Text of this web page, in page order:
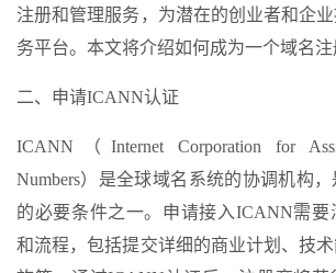
注册和管理服务，为潜在的创业者和企
务平台。本文将介绍如何成为一个域名注
二、申请ICANN认证
ICANN（Internet Corporation for
Numbers）是全球域名系统的协调机构
的必要条件之一。申请接入ICANN需要
和流程，包括提交详细的商业计划、技